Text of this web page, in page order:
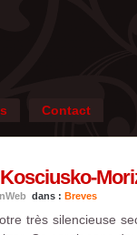
Contact
dans : Breves
très silencieuse